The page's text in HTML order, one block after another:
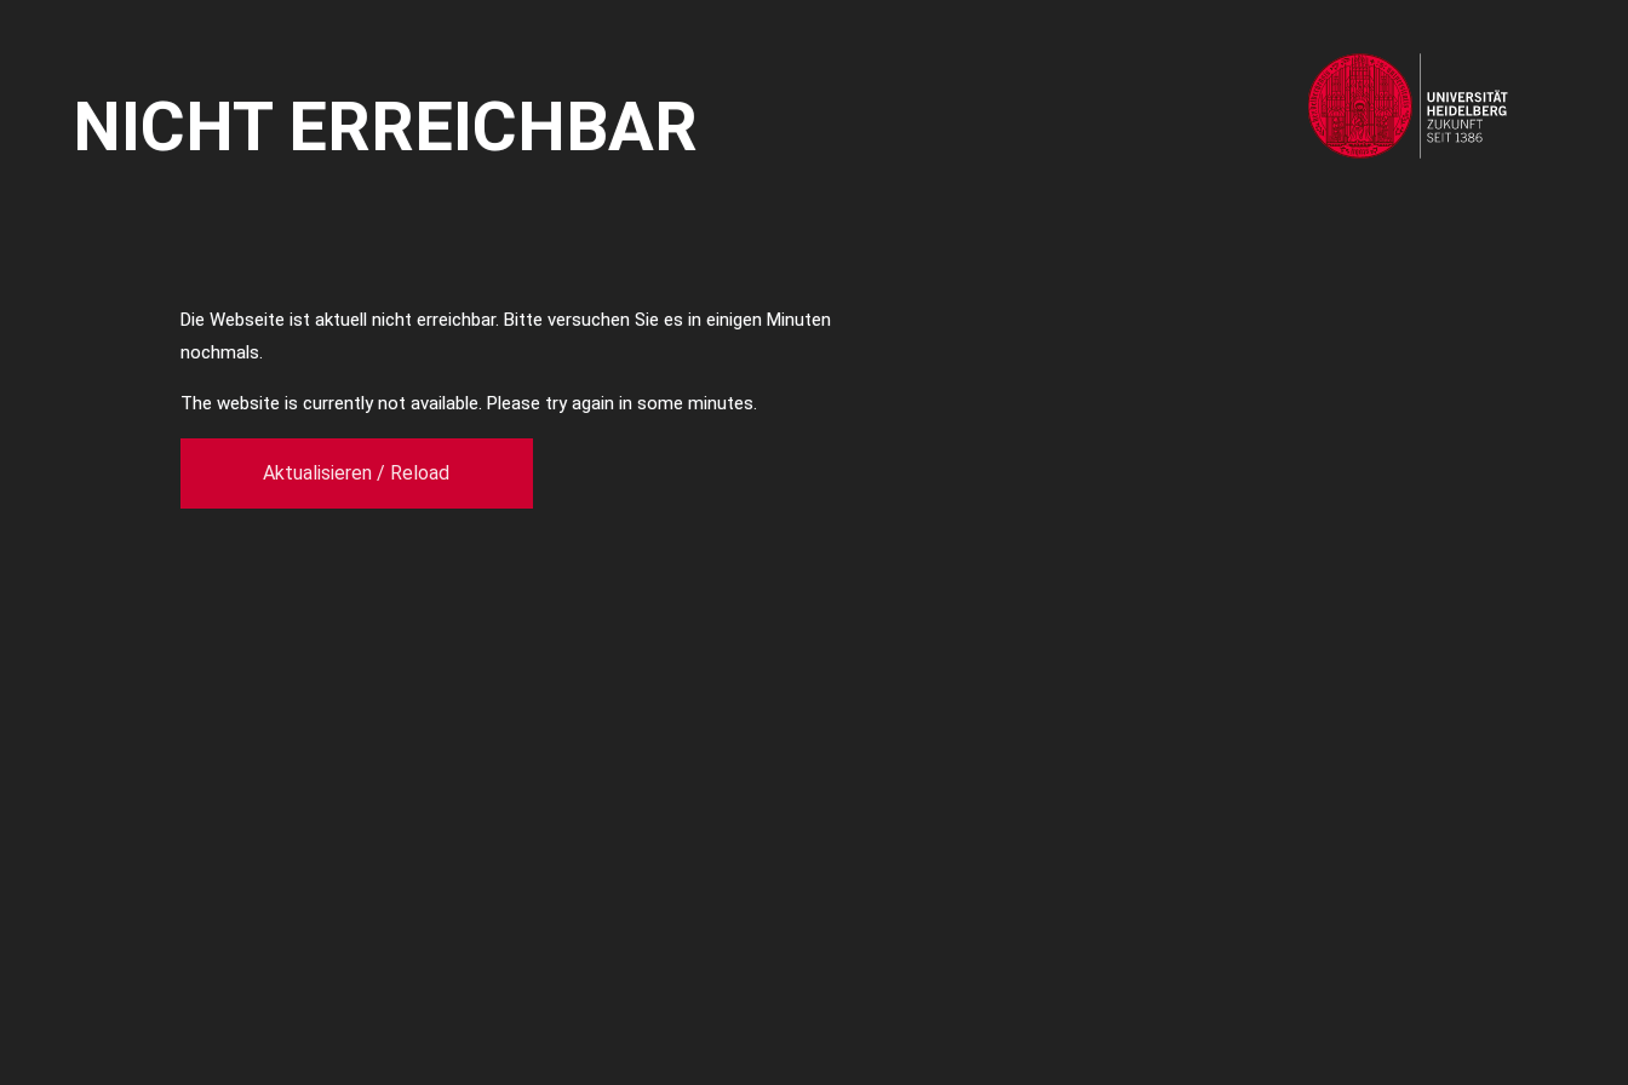
NICHT ERREICHBAR
Die Webseite ist aktuell nicht erreichbar. Bitte versuchen Sie es in einigen Minuten
nochmals.
The website is currently not available. Please try again in some minutes.
Aktualisieren / Reload